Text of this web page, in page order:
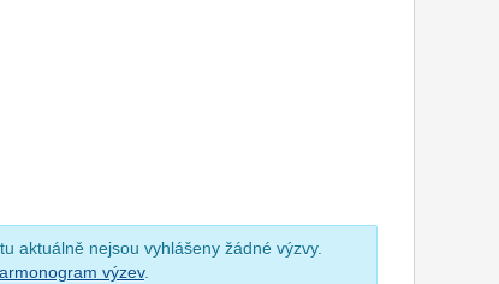
aktuálně nejsou vyhlášeny žádné výzvy.
výzev.